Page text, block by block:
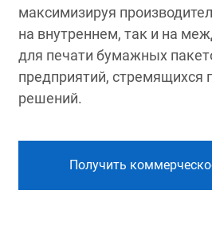
максимизируя
на внутреннем, так и на
для печати бумажных
предприятий, стремящихся
решений.
Получить